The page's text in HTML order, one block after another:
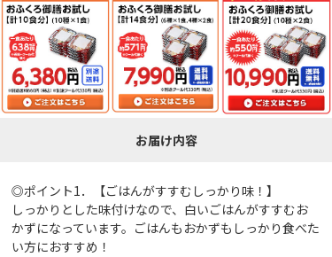
お届け内容
◎ポイント1．【ごはんがすすむしっかり味！】
しっかりとした味付けなので、白いごはんがすすむお
かずになっています。ごはんもおかずもしっかり食べた
い方におすすめ！